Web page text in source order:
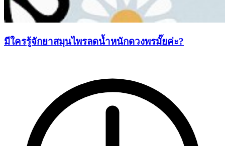
มีใครรู้จักยาสมุนไพรลดน้ำหนักดวงพรมั๊ยค่ะ?